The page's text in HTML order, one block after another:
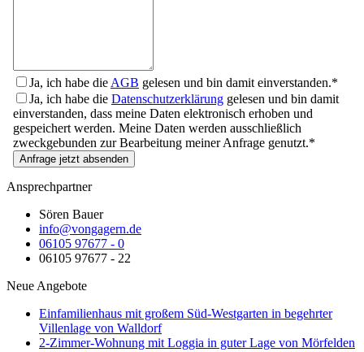
Ja, ich habe die AGB gelesen und bin damit einverstanden.*
Ja, ich habe die Datenschutzerklärung gelesen und bin damit
einverstanden, dass meine Daten elektronisch erhoben und
gespeichert werden. Meine Daten werden ausschließlich
zweckgebunden zur Bearbeitung meiner Anfrage genutzt.*
Anfrage jetzt absenden
Ansprechpartner
Sören Bauer
info@vongagern.de
06105 97677 - 0
06105 97677 - 22
Neue Angebote
Einfamilienhaus mit großem Süd-Westgarten in begehrter
Villenlage von Walldorf
2-Zimmer-Wohnung mit Loggia in guter Lage von Mörfelden